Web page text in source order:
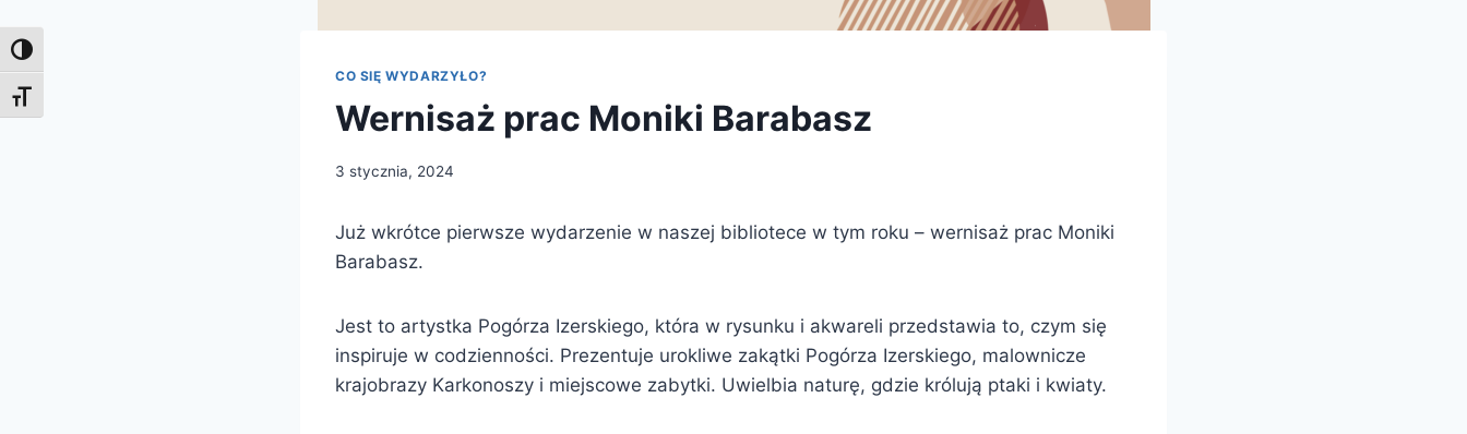
Toggle High Contrast
Toggle Font size
CO SIĘ WYDARZYŁO?
Wernisaż prac Moniki Barabasz
3 stycznia, 2024
Już wkrótce pierwsze wydarzenie w naszej bibliotece w tym roku – wernisaż prac Moniki
Barabasz.
Jest to artystka Pogórza Izerskiego, która w rysunku i akwareli przedstawia to, czym się
inspiruje w codzienności. Prezentuje urokliwe zakątki Pogórza Izerskiego, malownicze
krajobrazy Karkonoszy i miejscowe zabytki. Uwielbia naturę, gdzie królują ptaki i kwiaty.